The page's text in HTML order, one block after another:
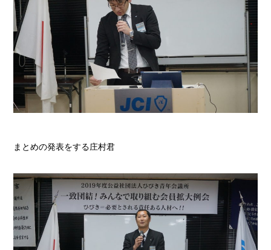
まとめの発表をする庄村君